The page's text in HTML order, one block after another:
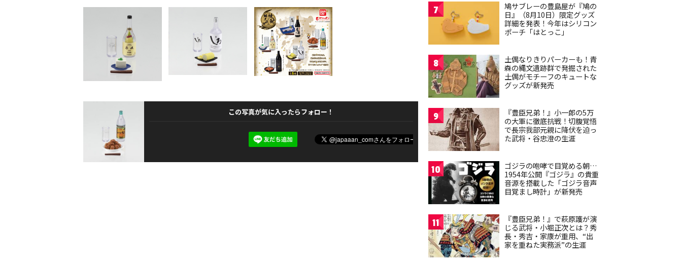
この写真が気に入ったらフォロー！
7
鳩サブレーの豊島屋が『鳩の
日』（8月10日）限定グッズ
詳細を発表！今年はシリコン
ポーチ「はとっこ」
8
土偶なりきりパーカーも！青
森の縄文遺跡群で発掘された
土偶がモチーフのキュートな
グッズが新発売
9
『豊臣兄弟！』小一郎の5万
の大軍に徹底抗戦！切腹覚悟
で長宗我部元親に降伏を迫っ
た武将・谷忠澄の生涯
10
ゴジラの咆哮で目覚める朝…
1954年公開『ゴジラ』の貴重
音源を搭載した「ゴジラ音声
目覚まし時計」が新発売
11
『豊臣兄弟！』で萩原護が演
じる武将・小堀正次とは？秀
長・秀吉・家康が重用、“出
家を重ねた実務派”の生涯